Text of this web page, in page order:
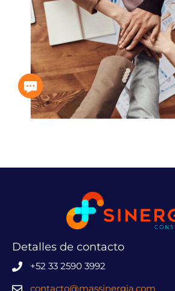
Detalles de contacto
+52 33 2590 3992
contacto@massinergia.com